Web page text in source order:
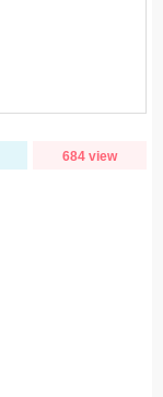
684 view